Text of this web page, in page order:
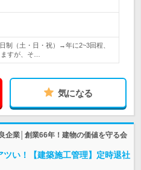
制（土・日・祝）→年に2~3回程、
すが、そ…
気になる
企業│創業66年！建物の価値を守る会
い！【建築施工管理】定時退社